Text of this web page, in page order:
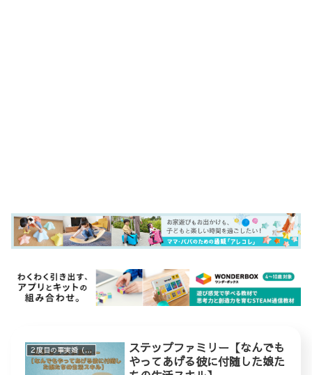
２度目の事実婚（ステップファミリー）
ステップファミリー【なんでも
やってあげる彼に付随した娘た